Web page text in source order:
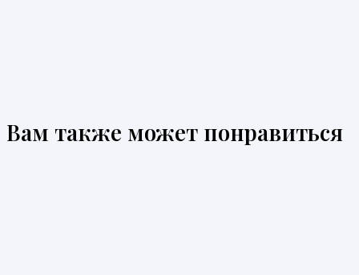
Вам также может понравиться